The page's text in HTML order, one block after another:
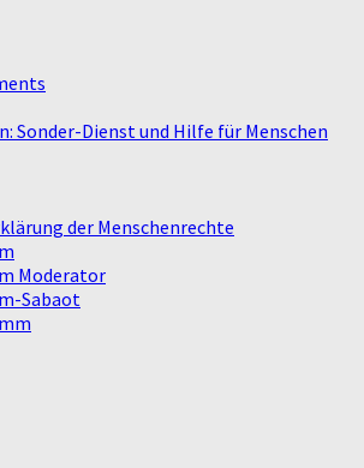
Sonder-Dienst und Hilfe für Menschen
der Menschenrechte
Moderator
Sabaot